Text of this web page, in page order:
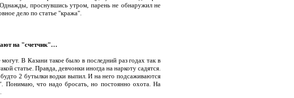
Однажды, проснувшись утром, парень не обнаружил не
дело по статье "кража".
на "счетчик"…
В Казани такое было в последний раз годах так в
статье. Правда, девчонки иногда на наркоту садятся.
2 бутылки водки выпил. И на него подсаживаются
Понимаю, что надо бросать, но постоянно охота. На